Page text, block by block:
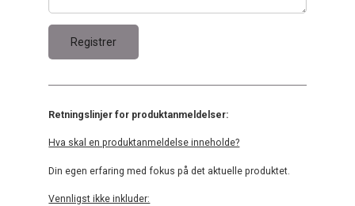
Retningslinjer for produktanmeldelser:
Hva skal en produktanmeldelse inneholde?
Din egen erfaring med fokus på det aktuelle produktet.
Vennligst ikke inkluder: